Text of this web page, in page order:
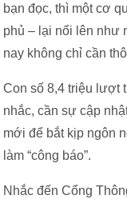
bạn đọc, thì một cơ
phủ – lại nổi lên như
nay không chỉ cần
Con số 8,4 triệu lượt
nhắc, cần sự cập
mới để bắt kịp ngôn
làm “công báo”.
Nhắc đến Cổng